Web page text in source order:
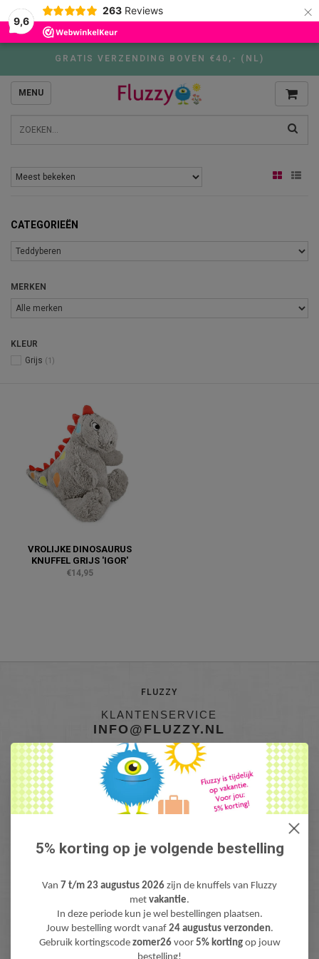
9,6
263 Reviews ×
GRATIS VERZENDING BOVEN €40,- (NL)
MENU
CATEGORIEËN
MERKEN
KLEUR
Grijs (1)
VROLIJKE DINOSAURUS
KNUFFEL GRIJS 'IGOR'
€14,95
FLUZZY
KLANTENSERVICE
INFO@FLUZZY.NL
Fluzzy is de webshop met bijzondere Knuffels & Pluche! Lieve teddyberen,
mooie knuffeldieren, gekke fantasie & fun knuffels, pluche figuren bekend
van Film & TV en zacht pluche baby speelgoed. Levertijd: 1-3 werdagen.
Gratis verzending (NL) boven €40,-
5% korting op je volgende bestelling
Van 7 t/m 23 augustus 2026 zijn de knuffels van Fluzzy
met vakantie.
In deze periode kun je wel bestellingen plaatsen.
Jouw bestelling wordt vanaf 24 augustus verzonden.
Gebruik kortingscode zomer26 voor 5% kortingop jouw